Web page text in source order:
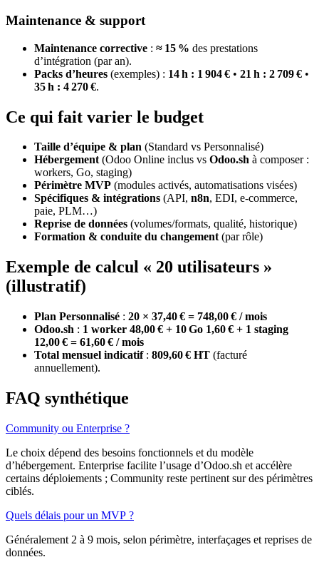
Maintenance & support
Maintenance corrective : ≈ 15 % des prestations
d’intégration (par an).
Packs d’heures (exemples) : 14 h : 1 904 € • 21 h : 2 709 € •
35 h : 4 270 €.
Ce qui fait varier le budget
Taille d’équipe & plan (Standard vs Personnalisé)
Hébergement(Odoo Online inclus vs Odoo.sh à composer :
workers, Go, staging)
Périmètre MVP (modules activés, automatisations visées)
Spécifiques & intégrations (API, n8n, EDI, e‑commerce,
paie, PLM…)
Reprise de données (volumes/formats, qualité, historique)
Formation & conduite du changement(par rôle)
Exemple de calcul « 20 utilisateurs »
(illustratif)
Plan Personnalisé : 20 × 37,40 € = 748,00 € / mois
Odoo.sh : 1 worker 48,00 € + 10 Go 1,60 € + 1 staging
12,00 € = 61,60 € / mois
Total mensuel indicatif: 809,60 € HT (facturé
annuellement).
FAQ synthétique
Community ou Enterprise ?
Le choix dépend des besoins fonctionnels et du modèle
d’hébergement. Enterprise facilite l’usage d’Odoo.sh et accélère
certains déploiements ; Community reste pertinent sur des périmètres
ciblés.
Quels délais pour un MVP ?
Généralement 2 à 9 mois, selon périmètre, interfaçages et reprises de
données.